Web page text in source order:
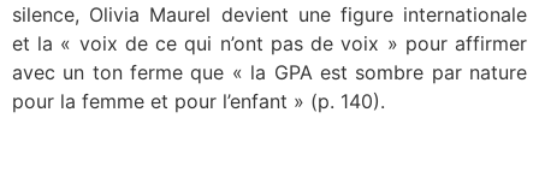
silence, Olivia Maurel devient une figure internationale
et la « voix de ce qui n’ont pas de voix » pour affirmer
avec un ton ferme que « la GPA est sombre par nature
pour la femme et pour l’enfant » (p. 140).